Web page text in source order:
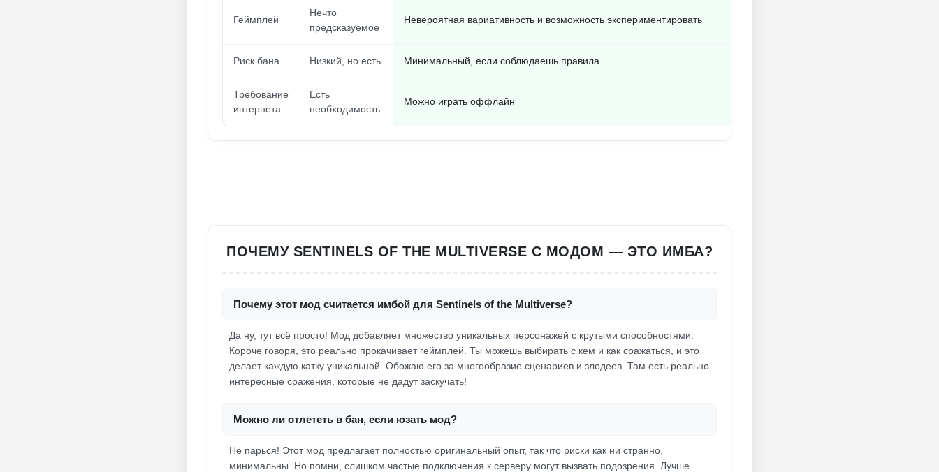
Геймплей
Нечто
предсказуемое
Невероятная вариативность и возможность экспериментировать
Риск бана Низкий, но есть Минимальный, если соблюдаешь правила
Требование
интернета
Есть
необходимость
Можно играть оффлайн
ПОЧЕМУ SENTINELS OF THE MULTIVERSE С МОДОМ — ЭТО ИМБА?
Почему этот мод считается имбой для Sentinels of the Multiverse?
Да ну, тут всё просто! Мод добавляет множество уникальных персонажей с крутыми способностями.
Короче говоря, это реально прокачивает геймплей. Ты можешь выбирать с кем и как сражаться, и это
делает каждую катку уникальной. Обожаю его за многообразие сценариев и злодеев. Там есть реально
интересные сражения, которые не дадут заскучать!
Можно ли отлететь в бан, если юзать мод?
Не парься! Этот мод предлагает полностью оригинальный опыт, так что риски как ни странно,
минимальны. Но помни, слишком частые подключения к серверу могут вызвать подозрения. Лучше